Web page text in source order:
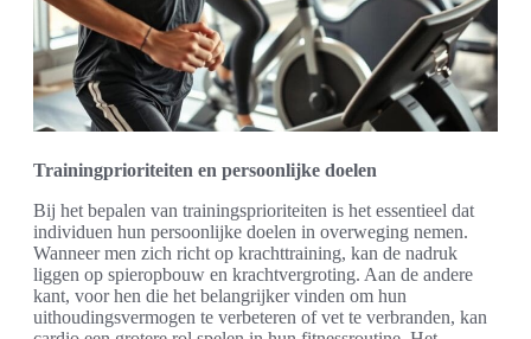
Trainingprioriteiten en persoonlijke doelen
Bij het bepalen van trainingsprioriteiten is het essentieel dat
individuen hun persoonlijke doelen in overweging nemen.
Wanneer men zich richt op krachttraining, kan de nadruk
liggen op spieropbouw en krachtvergroting. Aan de andere
kant, voor hen die het belangrijker vinden om hun
uithoudingsvermogen te verbeteren of vet te verbranden, kan